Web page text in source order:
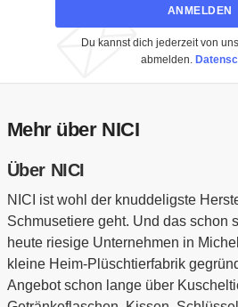
ANMELDEN
Du kannst dich jederzeit von
abmelden.
Mehr über NICI
Über NICI
NICI ist wohl der knuddeligste
Schmusetiere geht. Und das schon
heute riesige Unternehmen in
kleine Heim-Plüschtierfabrik
Angebot schon lange über